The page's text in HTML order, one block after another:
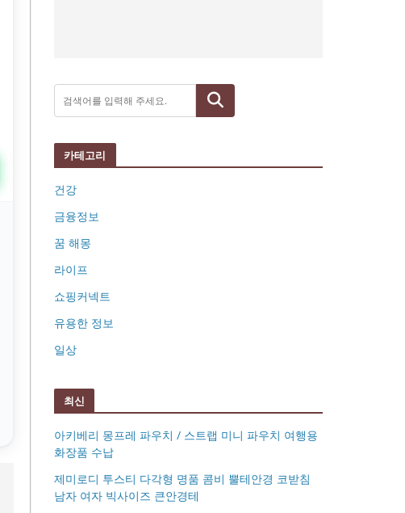
검색
카테고리
건강
금융정보
꿈 해몽
라이프
쇼핑커넥트
유용한 정보
일상
최신
아키베리 몽프레 파우치 / 스트랩 미니 파우치 여행용
화장품 수납
제미로디 투스티 다각형 명품 콤비 뿔테안경 코받침
남자 여자 빅사이즈 큰안경테